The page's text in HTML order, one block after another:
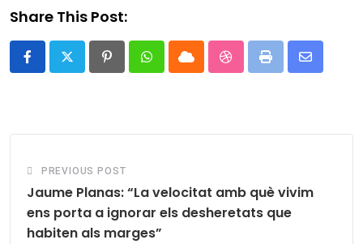
Share This Post:
PinterestWhatsapp
Cloud StumbleUpon
Print
Share
PREVIOUS POST
Jaume Planas: “La velocitat amb què vivim
ens porta a ignorar els desheretats que
habiten als marges”